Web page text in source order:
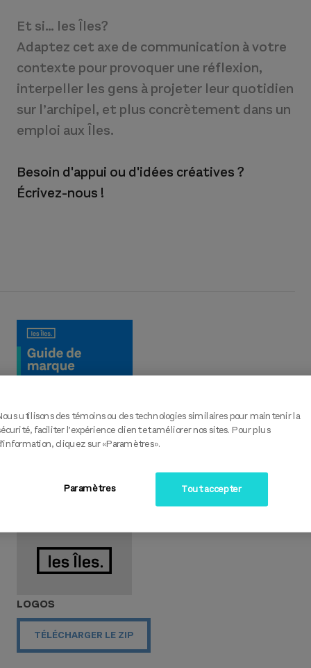
Et si… les Îles?
Adaptez cet axe de communication à votre
contexte pour provoquer une réflexion,
interpeller les gens à projeter leur quotidien
sur l’archipel, et plus concrètement dans un
emploi aux Îles.
Besoin d'appui ou d'idées créatives ?
Écrivez-nous !
TÉLÉCHARGER LE PDF
LOGOS
TÉLÉCHARGER LE ZIP
utilisons des témoins ou des technologies similaires pour maintenir la
faciliter l’expérience client et améliorer nos sites. Pour plus
cliquez sur «Paramètres».
Tout accepter
Paramètres